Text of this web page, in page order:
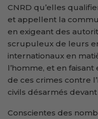
CNRD qu’elles
et appellent la
en exigeant des
scrupuleux de leurs
internationaux en
l’homme, et en
de ces crimes contre
civils désarmés
Conscientes des